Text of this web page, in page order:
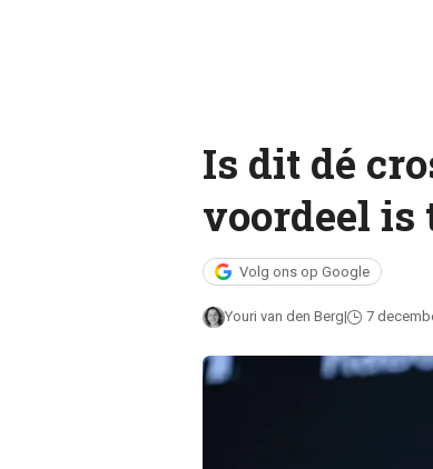
Is dit dé
voordeel is
Volg ons op Google
Youri van den Berg 7